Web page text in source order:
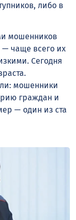
либо в
мошенников
— чаще всего их
Сегодня
мошенники
граждан и
— один из ста